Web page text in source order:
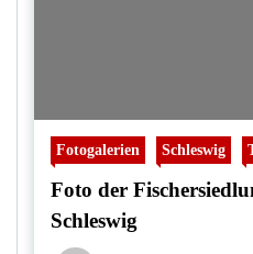
Fotogalerien Schleswig
Foto der
Schleswig